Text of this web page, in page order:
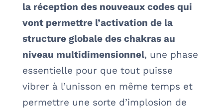
la réception des nouveaux codes qui
vont permettre l’activation de la
structure globale des chakras au
niveau multidimensionnel, une phase
essentielle pour que tout puisse
vibrer à l’unisson en même temps et
permettre une sorte d’implosion de